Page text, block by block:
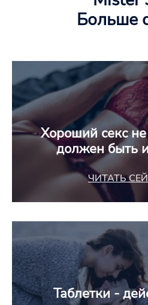
Больше
Хороший секс
должен быть
ЧИТАТЬ
Таблетки -